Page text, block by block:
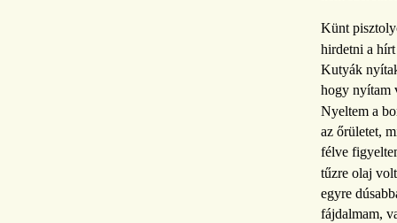
Künt
hirdetni a
Kutyák
hogy nyítam
Nyeltem a
az őrületet,
félve
tűzre olaj
egyre
fájdalmam,